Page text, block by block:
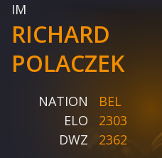
IM
RICHARD
POLACZEK
NATION
BEL
ELO
2303
DWZ
2362